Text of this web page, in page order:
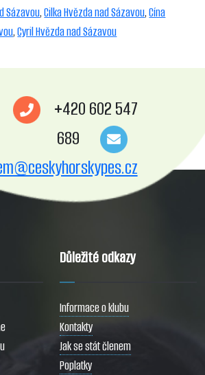
Sázavou,Cilka Hvězda nad Sázavou,Cína
,Cyril Hvězda nad Sázavou
+420 602 547
689
Důležité odkazy
Informace o klubu
Kontakty
Jak se stát členem
Poplatky